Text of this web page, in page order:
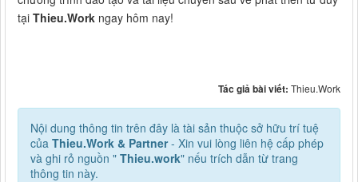
tại Thieu.Work ngay hôm nay!
Tác giả bài viết: Thieu.Work
Nội dung thông tin trên đây là tài sản thuộc sở hữu trí tuệ
của Thieu.Work & Partner- Xin vui lòng liên hệ cấp phép
và ghi rỏ nguồn " Thieu.work" nếu trích dẫn từ trang
thông tin này.